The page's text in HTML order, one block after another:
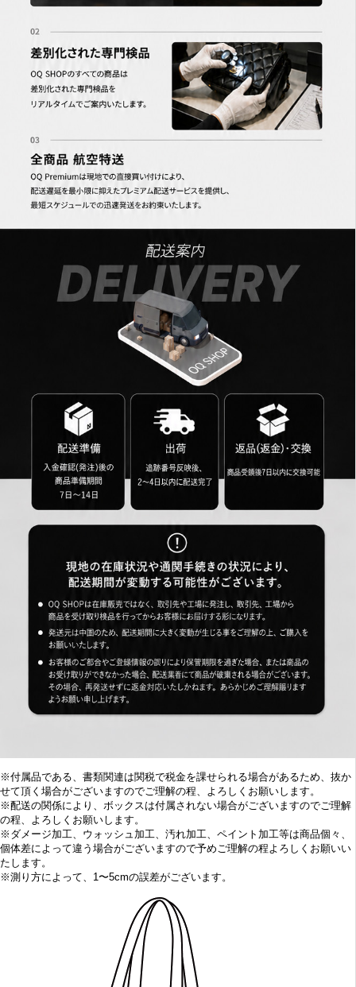
※付属品である、書類関連は関税で税金を課せられる場合があるため、抜か
せて頂く場合がございますのでご理解の程、よろしくお願いします。
※配送の関係により、ボックスは付属されない場合がございますのでご理解
の程、よろしくお願いします。
※ ダメージ加工、 ウォッシュ加工、汚れ加工、ペイント加工等は商品個々、
個体差によって違う場合がございますので予めご理解の程よろしくお願いい
たします。
※測り方によって、1〜5cmの誤差がございます。